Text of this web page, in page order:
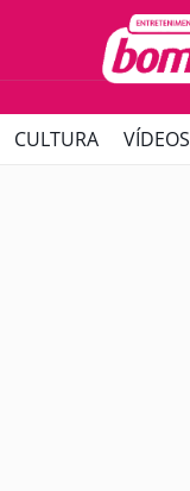
CULTURA VÍDEOS